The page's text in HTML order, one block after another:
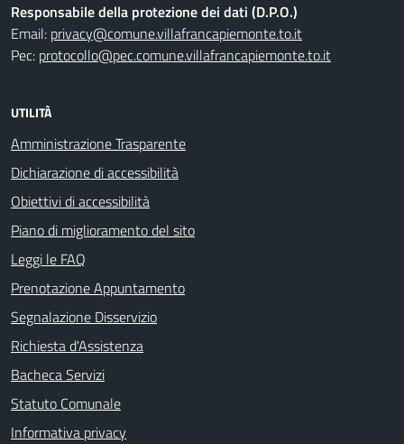
Responsabile della protezione dei dati (D.P.O.)
Email: privacy@comune.villafrancapiemonte.to.it
Pec: protocollo@pec.comune.villafrancapiemonte.to.it
UTILITÀ
Amministrazione Trasparente
Dichiarazione di accessibilità
Obiettivi di accessibilità
Piano di miglioramento del sito
Leggi le FAQ
Prenotazione Appuntamento
Segnalazione Disservizio
Richiesta d'Assistenza
Bacheca Servizi
Statuto Comunale
Informativa privacy